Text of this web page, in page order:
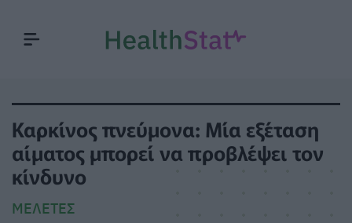
Καρκίνος πνεύμονα: Μία εξέταση
αίματος μπορεί να προβλέψει τον
κίνδυνο
ΜΕΛΈΤΕΣ